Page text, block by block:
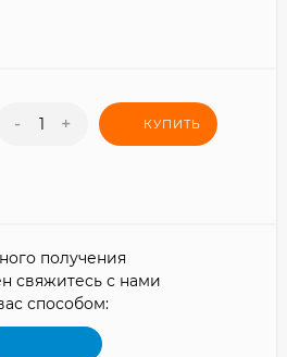
- + КУПИТЬ
получения
свяжитесь с нами
способом: